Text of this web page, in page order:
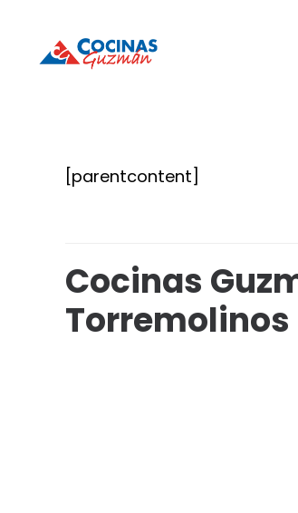
Cocinas
Cocinas
[parentcontent]
Cocinas
Torremolinos